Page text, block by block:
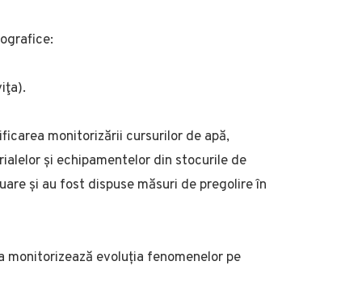
monitorizării cursurilor de apă,
și echipamentelor din stocurile de
și au fost dispuse măsuri de pregolire în
monitorizează evoluția fenomenelor pe